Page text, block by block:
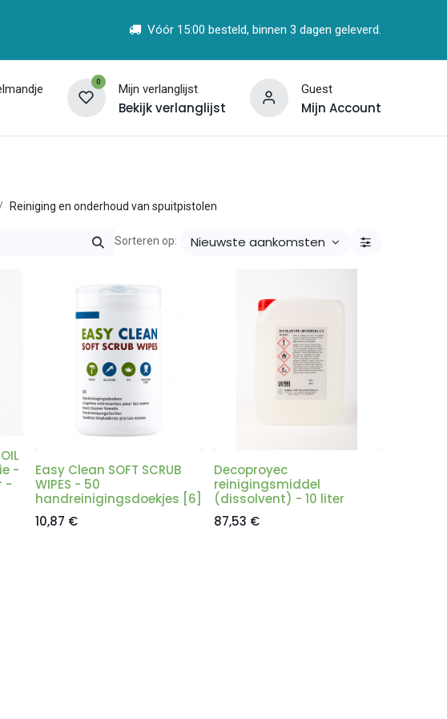
Vóór 15:00 besteld, binnen 3 dagen geleverd.
0 Mijn verlanglijst
Bekijk verlanglijst
Guest
Mijn Account
Reiniging en onderhoud van spuitpistolen
Sorteren op: Nieuwste aankomsten
-
-
Easy Clean SOFT SCRUB
WIPES - 50
handreinigingsdoekjes [6]
10,87 €
Decoproyec
reinigingsmiddel
(dissolvent) - 10 liter
87,53 €